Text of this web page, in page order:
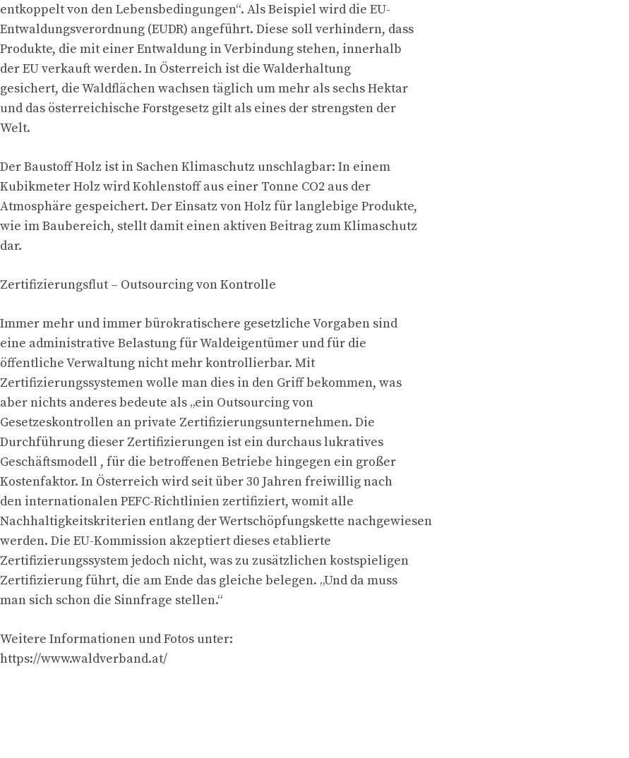
entkoppelt von den Lebensbedingungen“. Als Beispiel wird die EU-
Entwaldungsverordnung (EUDR) angeführt. Diese soll verhindern, dass
Produkte, die mit einer Entwaldung in Verbindung stehen, innerhalb
der EU verkauft werden. In Österreich ist die Walderhaltung
gesichert, die Waldflächen wachsen täglich um mehr als sechs Hektar
und das österreichische Forstgesetz gilt als eines der strengsten der
Welt.
Der Baustoff Holz ist in Sachen Klimaschutz unschlagbar: In einem
Kubikmeter Holz wird Kohlenstoff aus einer Tonne CO2 aus der
Atmosphäre gespeichert. Der Einsatz von Holz für langlebige Produkte,
wie im Baubereich, stellt damit einen aktiven Beitrag zum Klimaschutz
dar.
Zertifizierungsflut – Outsourcing von Kontrolle
Immer mehr und immer bürokratischere gesetzliche Vorgaben sind
eine administrative Belastung für Waldeigentümer und für die
öffentliche Verwaltung nicht mehr kontrollierbar. Mit
Zertifizierungssystemen wolle man dies in den Griff bekommen, was
aber nichts anderes bedeute als „ein Outsourcing von
Gesetzeskontrollen an private Zertifizierungsunternehmen. Die
Durchführung dieser Zertifizierungen ist ein durchaus lukratives
Geschäftsmodell , für die betroffenen Betriebe hingegen ein großer
Kostenfaktor. In Österreich wird seit über 30 Jahren freiwillig nach
den internationalen PEFC-Richtlinien zertifiziert, womit alle
Nachhaltigkeitskriterien entlang der Wertschöpfungskette nachgewiesen
werden. Die EU-Kommission akzeptiert dieses etablierte
Zertifizierungssystem jedoch nicht, was zu zusätzlichen kostspieligen
Zertifizierung führt, die am Ende das gleiche belegen. „Und da muss
man sich schon die Sinnfrage stellen.“
Weitere Informationen und Fotos unter:
https://www.waldverband.at/